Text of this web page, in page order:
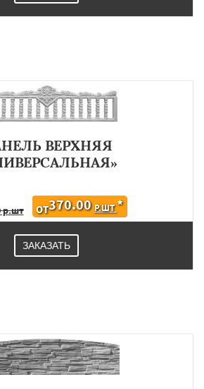
ВЕРХНЯЯ
р.шт ОТ370.00 Р.ШТ*
ЗАКАЗАТЬ